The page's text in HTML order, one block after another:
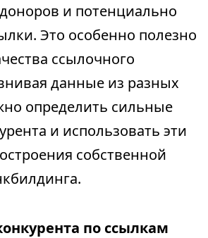
и потенциально
Это особенно полезно
ссылочного
данные из разных
определить сильные
и использовать эти
собственной
по ссылкам